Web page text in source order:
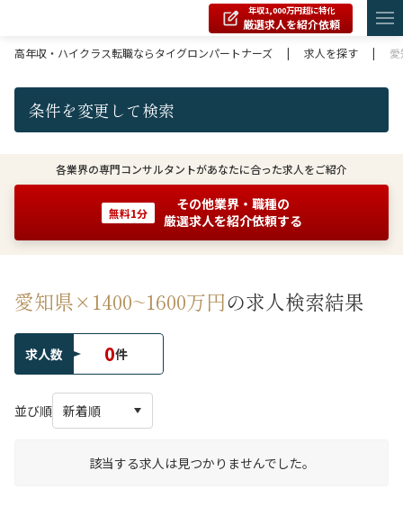
年収1,000万円超に特化
厳選求人を紹介依頼
高年収・ハイクラス転職ならタイグロンパートナーズ
| 求人を探す |
条件を変更して検索
各業界の専門コンサルタントがあなたに合った求人をご紹介
無料1分
その他業界・職種の
厳選求人を紹介依頼する
愛知県×1400~1600万円の求人検索結果
求人数 0件
並び順
該当する求人は見つかりませんでした。